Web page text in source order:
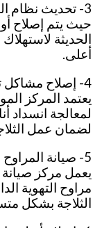
3- تحديث نظام التحكم الإلكتروني :
حيث يتم إصلاح
الحديثة
أعلى.
4- إصلاح مشاكل تسريب المياه :
يعتمد المركز
لمعالجة انسداد
لضمان عمل
5- صيانة المراوح الداخلية لثلاجة بيكو :
يعمل مركز
مراوح التهوية
الثلاجة بشكل